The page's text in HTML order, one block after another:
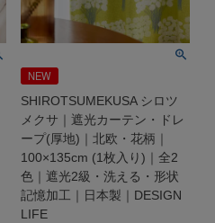
NEW
SHIROTSUMEKUSA シロツ
メクサ｜遮光カーテン・ドレ
ープ(厚地)｜北欧・花柄｜
100×135cm (1枚入り)｜全2
色｜遮光2級・洗える・形状
記憶加工｜日本製｜DESIGN
LIFE